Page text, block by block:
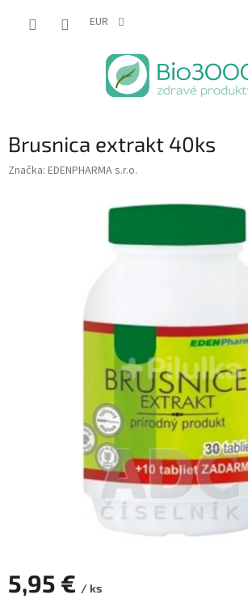
EUR
Brusnica extrakt 40ks
Značka: EDENPHARMA s.r.o.
5,95 € / ks